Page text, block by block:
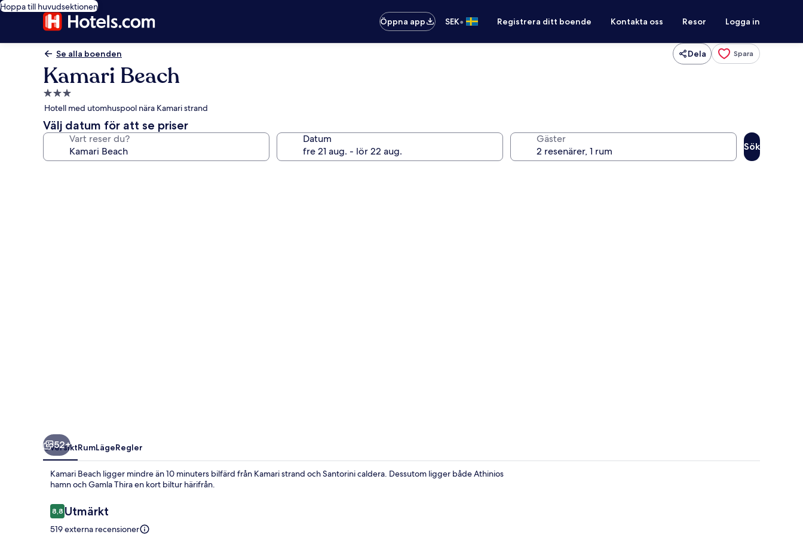
Hoppa till huvudsektionen
Öppna app
SEK• Registrera ditt boende Kontakta oss Resor Logga in
Se alla boenden Dela Spara
Kamari Beach
3.0-
stjärnigt
boende
Hotell med utomhuspool nära Kamari strand
Välj datum för att se priser
Vart reser du? Datum Gäster
Sök
52+
ÖversiktRumLägeRegler
Kamari Beach ligger mindre än 10 minuters bilfärd från Kamari strand och Santorini caldera. Dessutom ligger både Athinios
hamn och Gamla Thira en kort biltur härifrån.
Recensioner
8,88,8 av 10,
Utmärkt
519 externa recensioner